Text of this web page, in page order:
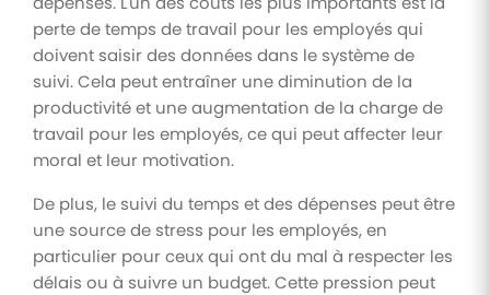
perte de temps de travail pour les employés qui
doivent saisir des données dans le système de
suivi. Cela peut entraîner une diminution de la
productivité et une augmentation de la charge de
travail pour les employés, ce qui peut affecter leur
moral et leur motivation.
De plus, le suivi du temps et des dépenses peut être
une source de stress pour les employés, en
particulier pour ceux qui ont du mal à respecter les
délais ou à suivre un budget. Cette pression peut